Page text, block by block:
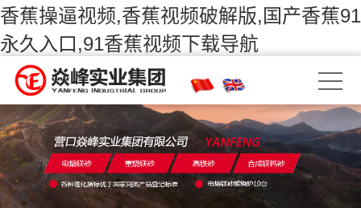
香蕉操逼视频,香蕉视频破解版,国产香蕉91
永久入口,91香蕉视频下载导航